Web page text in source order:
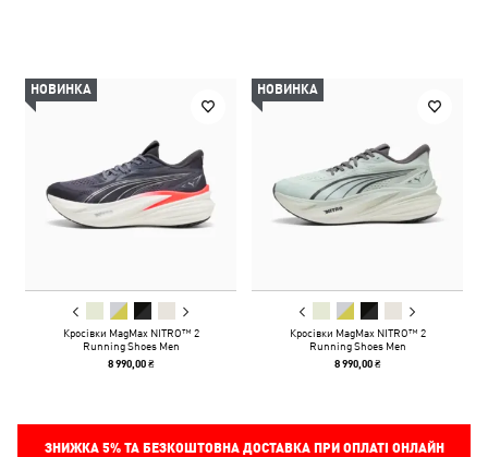
НОВИНКА
Кросівки MagMax NITRO™ 2
Running Shoes Men
8 990,00 ₴
НОВИНКА
Кросівки MagMax NITRO™ 2
Running Shoes Men
8 990,00 ₴
ЗНИЖКА 5%ТА БЕЗКОШТОВНА ДОСТАВКА ПРИ ОПЛАТІ ОНЛАЙН